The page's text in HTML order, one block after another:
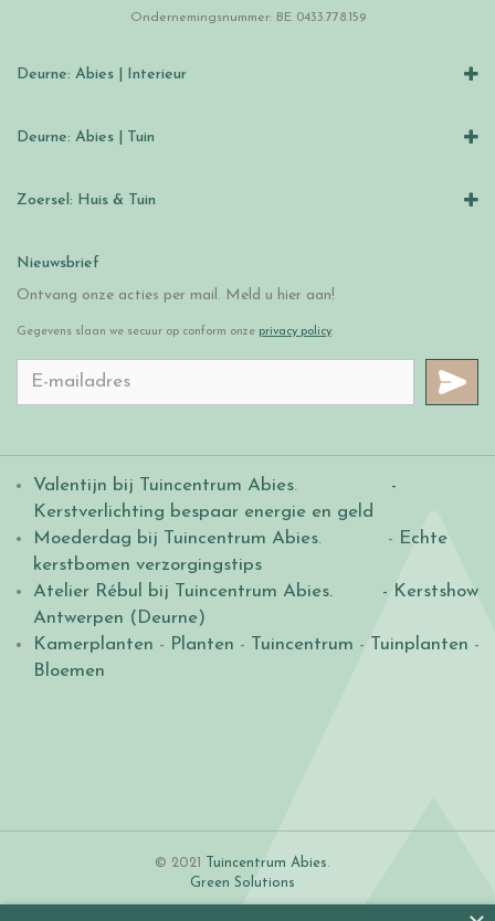
Ondernemingsnummer: BE 0433.778.159
Deurne: Abies | Interieur
Deurne: Abies | Tuin
Zoersel: Huis & Tuin
Nieuwsbrief
Ontvang onze acties per mail. Meld u hier aan!
Gegevens slaan we secuur op conform onze privacy policy.
Valentijn bij Tuincentrum Abies.
-
Kerstverlichting bespaar energie en geld
Moederdag bij Tuincentrum Abies. - Echte
kerstbomen verzorgingstips
Atelier Rébul bij Tuincentrum Abies.
- Kerstshow
Antwerpen (Deurne)
Kamerplanten - Planten - Tuincentrum - Tuinplanten -
Bloemen
© 2021 Tuincentrum Abies.
Green Solutions